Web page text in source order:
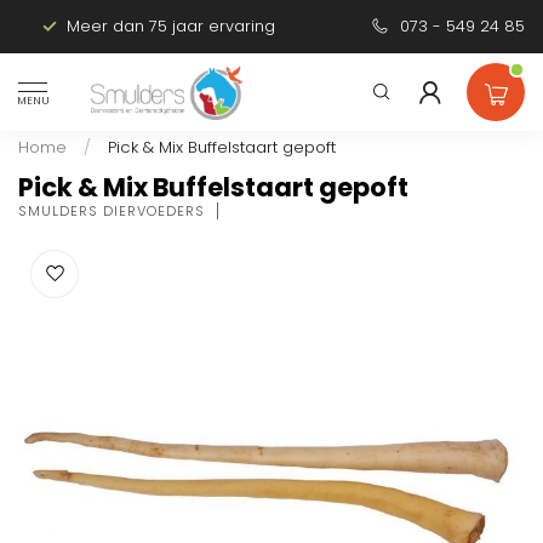
Meer dan 75 jaar ervaring Persoonlijk
073 - 549 24 85
MENU
Home / Pick & Mix Buffelstaart gepoft
Pick & Mix Buffelstaart gepoft
SMULDERS DIERVOEDERS